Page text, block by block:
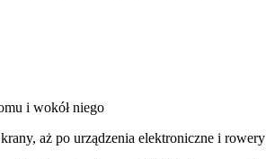
i wokół niego
aż po urządzenia elektroniczne i rowery